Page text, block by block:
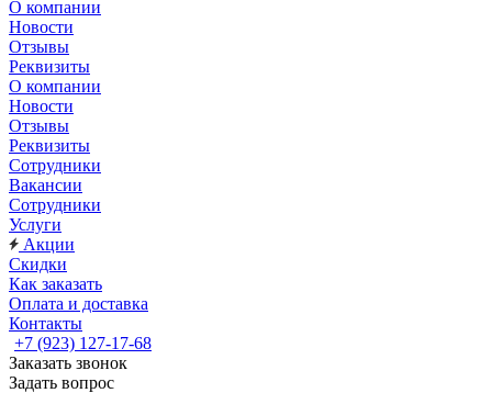
О компании
Новости
Отзывы
Реквизиты
О компании
Новости
Отзывы
Реквизиты
Сотрудники
Вакансии
Сотрудники
Услуги
Акции
Скидки
Как заказать
Оплата и доставка
Контакты
+7 (923) 127-17-68
Заказать звонок
Задать вопрос